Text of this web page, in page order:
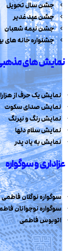
جشن سال تحویل
جشن عید غدیر
جشن نیمه شعبان
جشنواره خانه های
نمایش های
نمایش یک حرف از
نمایش صدای سکوت
نمایش رنگ و نیرنگ
نمایش سلام دلها
نمایش به یاد پدر
عزاداری و سوگواره
سوگواره نوگلان فاطمی
سوگواره نوجوانان
اتوبوس فاطمی